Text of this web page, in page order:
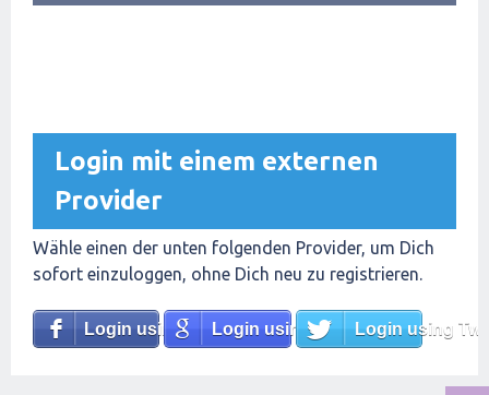
Login mit einem externen
Provider
Wähle einen der unten folgenden Provider, um Dich
sofort einzuloggen, ohne Dich neu zu registrieren.
Login using FacebookLogin using GoogleLogin using